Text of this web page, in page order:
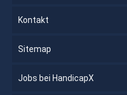
Kontakt
Sitemap
Jobs bei HandicapX